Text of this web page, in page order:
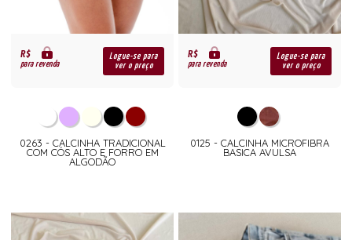
R$
para revenda
Logue-se para
ver o preço
0263 - CALCINHA TRADICIONAL
COM CÓS ALTO E FORRO EM
ALGODÃO
R$
para revenda
Logue-se para
ver o preço
0125 - CALCINHA MICROFIBRA
BASICA AVULSA